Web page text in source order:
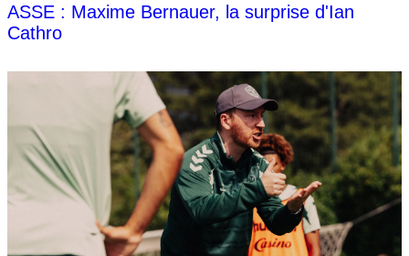
ASSE : Maxime Bernauer, la surprise d'Ian
Cathro